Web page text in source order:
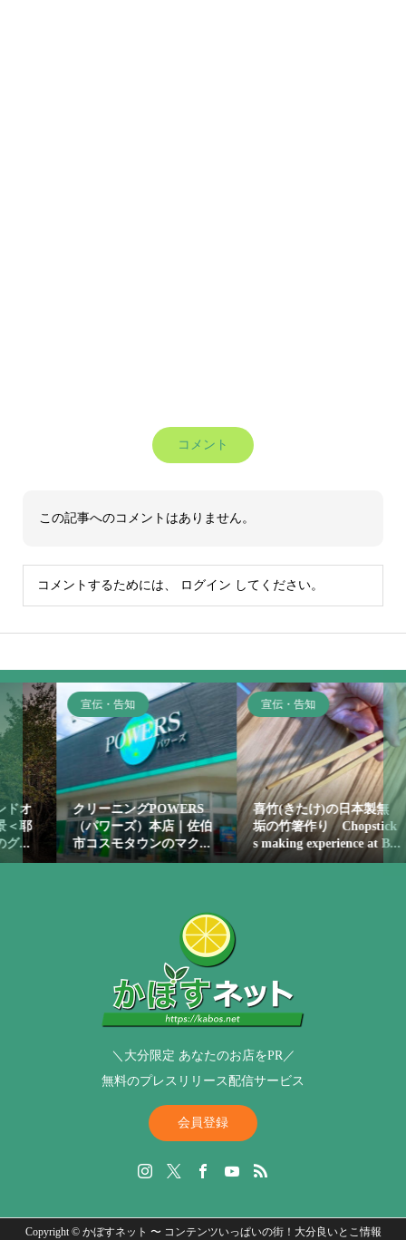
コメント
この記事へのコメントはありません。
コメントするためには、 ログイン してください。
宣伝・告知
クリーニングPOWERS
（パワーズ）本店｜佐伯
市コスモタウンのマク...
宣伝・告知
喜竹(きたけ)の日本製無
垢の竹箸作り Chopstick
s making experience at B...
＼大分限定 あなたのお店をPR／
無料のプレスリリース配信サービス
会員登録
Copyright ©かぼすネット 〜 コンテンツいっぱいの街！大分良いとこ情報